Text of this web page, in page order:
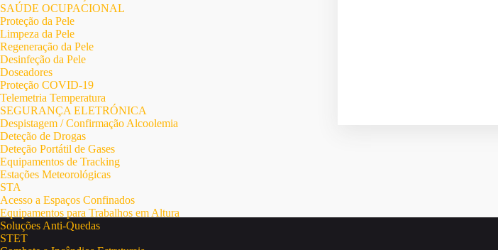
SAÚDE OCUPACIONAL
Proteção da Pele
Limpeza da Pele
Regeneração da Pele
Desinfeção da Pele
Doseadores
Proteção COVID-19
Telemetria Temperatura
SEGURANÇA ELETRÓNICA
Despistagem / Confirmação Alcoolemia
Deteção de Drogas
Deteção Portátil de Gases
Equipamentos de Tracking
Estações Meteorológicas
STA
Acesso a Espaços Confinados
Equipamentos para Trabalhos em Altura
Soluções Anti-Quedas
STET